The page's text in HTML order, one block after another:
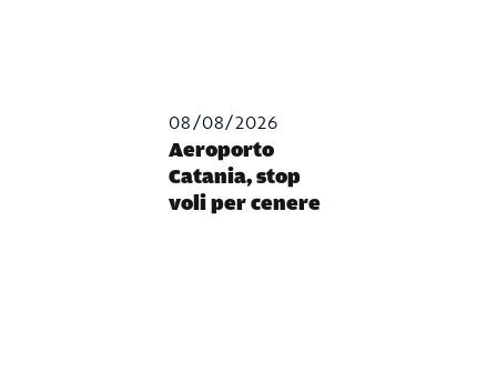
08/08/2026
Aeroporto
Catania, stop
voli per cenere